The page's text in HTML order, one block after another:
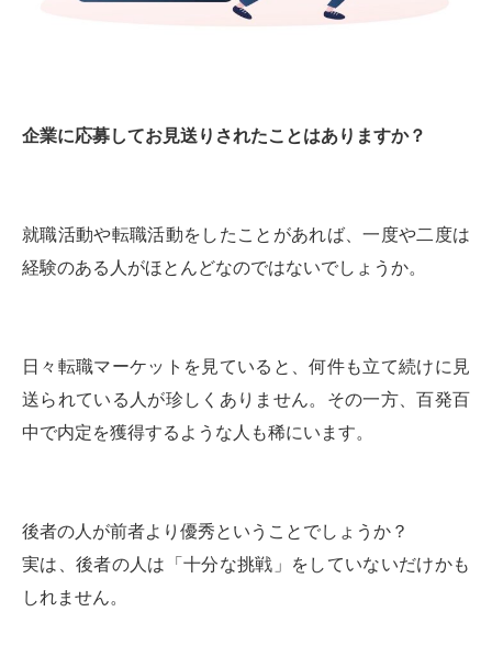
企業に応募してお見送りされたことはありますか？
就職活動や転職活動をしたことがあれば、一度や二度は
経験のある人がほとんどなのではないでしょうか。
日々転職マーケットを見ていると、何件も立て続けに見
送られている人が珍しくありません。その一方、百発百
中で内定を獲得するような人も稀にいます。
後者の人が前者より優秀ということでしょうか？
実は、後者の人は「十分な挑戦」をしていないだけかも
しれません。